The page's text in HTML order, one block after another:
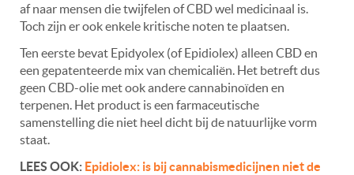
af naar mensen die twijfelen of CBD wel medicinaal is.
Toch zijn er ook enkele kritische noten te plaatsen.
Ten eerste bevat Epidyolex (of Epidiolex) alleen CBD en
een gepatenteerde mix van chemicaliën. Het betreft dus
geen CBD-olie met ook andere cannabinoïden en
terpenen. Het product is een farmaceutische
samenstelling die niet heel dicht bij de natuurlijke vorm
staat.
LEES OOK: Epidiolex: is bij cannabismedicijnen niet de